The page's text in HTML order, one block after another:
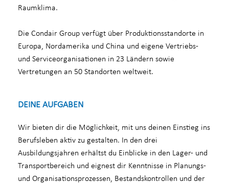
Raumklima.
Die Condair Group verfügt über Produktionsstandorte in
Europa, Nordamerika und China und eigene Vertriebs-
und Serviceorganisationen in 23 Ländern sowie
Vertretungen an 50 Standorten weltweit.
DEINE AUFGABEN
Wir bieten dir die Möglichkeit, mit uns deinen Einstieg ins
Berufsleben aktiv zu gestalten. In den drei
Ausbildungsjahren erhältst du Einblicke in den Lager- und
Transportbereich und eignest dir Kenntnisse in Planungs-
und Organisationsprozessen, Bestandskontrollen und der